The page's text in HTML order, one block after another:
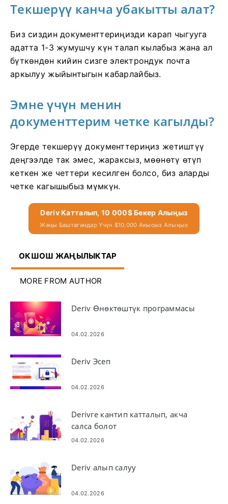
Текшерүү канча убакытты алат?
Биз сиздин документтериңизди карап чыгууга
адатта 1-3 жумушчу күн талап кылабыз жана ал
бүткөндөн кийин сизге электрондук почта
аркылуу жыйынтыгын кабарлайбыз.
Эмне үчүн менин
документтерим четке кагылды?
Эгерде текшерүү документтериңиз жетиштүү
деңгээлде так эмес, жараксыз, мөөнөтү өтүп
кеткен же четтери кесилген болсо, биз аларды
четке кагышыбыз мүмкүн.
Deriv Катталып, 10 000$ Бекер Алыңыз
Жаңы Баштагандар Үчүн $10,000 Акысыз Алыңыз
ОКШОШ ЖАҢЫЛЫКТАР
MORE FROM AUTHOR
Deriv Өнөктөштүк программасы
04.02.2026
Deriv Эсеп
04.02.2026
Derivге кантип катталып, акча
салса болот
04.02.2026
Deriv алып салуу
04.02.2026